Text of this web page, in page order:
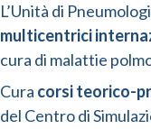
L’Unità di
multicentrici
cura di malattie
Cura corsi teorico-
del Centro di